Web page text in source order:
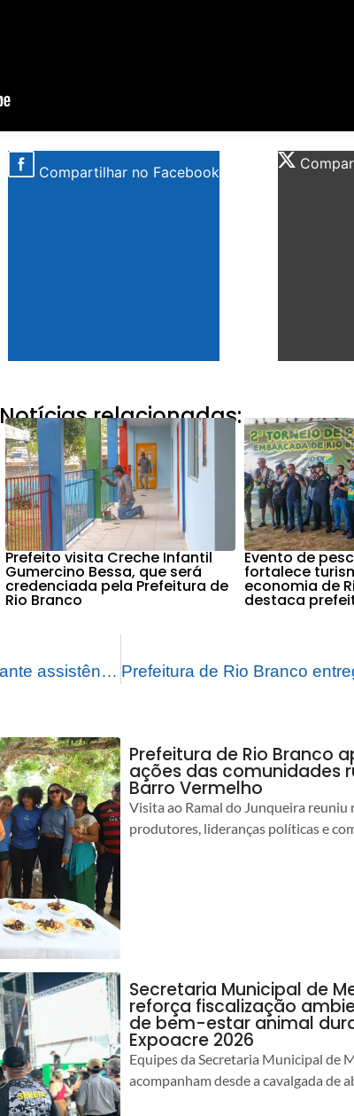
Compartilhar no Facebook
Notícias relacionadas:
Prefeito visita Creche Infantil
Gumercino Bessa, que será
credenciada pela Prefeitura de
Rio Branco
Evento de
fortalece
economia de
destaca
Prefeitura de Rio Branco garante assistência integral a famílias afetadas pela alagação
Prefeitura de Rio Branco
ações das comunidades
Barro Vermelho
Visita ao Ramal do Junqueira reuniu
produtores, lideranças políticas e
Secretaria Municipal de
reforça fiscalização
de bem-estar animal
Expoacre 2026
Equipes da Secretaria Municipal de
acompanham desde a cavalgada de